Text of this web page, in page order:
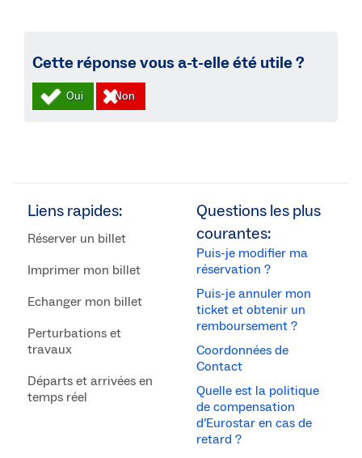
Cette réponse vous a-t-elle été utile ?
Liens rapides:
Réserver un billet
Imprimer mon billet
Echanger mon billet
Perturbations et
travaux
Départs et arrivées en
temps réel
Questions les plus
courantes:
Puis-je modifier ma
réservation ?
Puis-je annuler mon
ticket et obtenir un
remboursement ?
Coordonnées de
Contact
Quelle est la politique
de compensation
d’Eurostar en cas de
retard ?